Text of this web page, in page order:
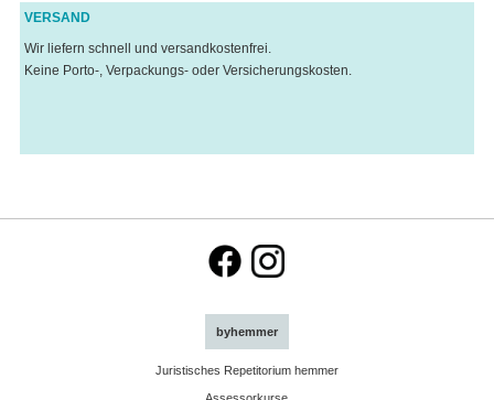
VERSAND
Wir liefern schnell und versandkostenfrei.
Keine Porto-, Verpackungs- oder Versicherungskosten.
byhemmer
Juristisches Repetitorium hemmer